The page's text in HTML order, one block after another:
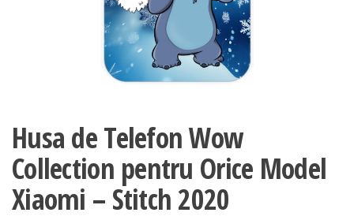
Husa de Telefon Wow
Collection pentru Orice Model
Xiaomi – Stitch 2020